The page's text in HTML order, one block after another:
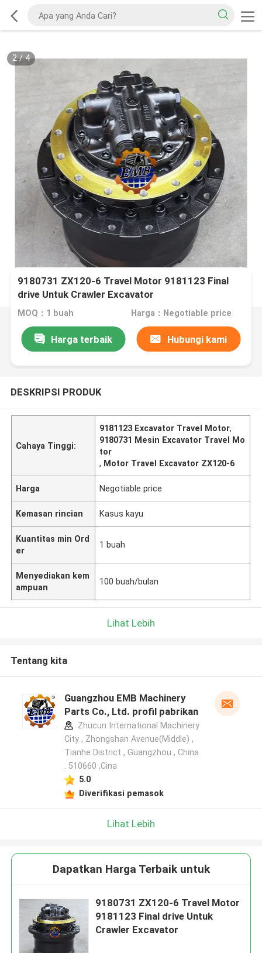
2/4
9180731 ZX120-6 Travel Motor 9181123 Final
drive Untuk Crawler Excavator
MOQ：1 buah Harga：Negotiable price
Harga terbaik Hubungi kami
DESKRIPSI PRODUK
Cahaya Tinggi:
9181123 Excavator Travel Motor,
9180731 Mesin Excavator Travel Mo
tor
, Motor Travel Excavator ZX120-6
Harga Negotiable price
Kemasan rincian Kasus kayu
Kuantitas min Ord
er
1 buah
Menyediakan kem
ampuan
100 buah/bulan
Lihat Lebih
Tentang kita
Guangzhou EMB Machinery
Parts Co., Ltd. profil pabrikan
Zhucun International Machinery
City , Zhongshan Avenue(Middle) ,
Tianhe District , Guangzhou , China
. 510660 ,Cina
5.0
Diverifikasi pemasok
Lihat Lebih
Dapatkan Harga Terbaik untuk
9180731 ZX120-6 Travel Motor
9181123 Final drive Untuk
Crawler Excavator